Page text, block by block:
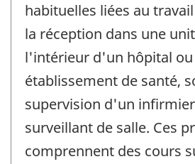
habituelles liées au
la réception dans une
l'intérieur d'un hôpital
établissement de santé,
supervision d'un
surveillant de salle. Ces
comprennent des cours